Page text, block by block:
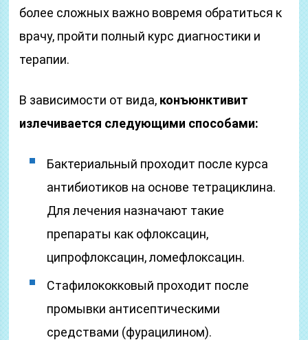
более сложных важно вовремя обратиться к
врачу, пройти полный курс диагностики и
терапии.
В зависимости от вида, конъюнктивит
излечивается следующими способами:
Бактериальный проходит после курса
антибиотиков на основе тетрациклина.
Для лечения назначают такие
препараты как офлоксацин,
ципрофлоксацин, ломефлоксацин.
Стафилококковый проходит после
промывки антисептическими
средствами (фурацилином).